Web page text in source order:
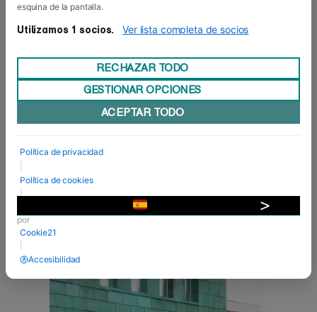
Cuenta atrás para los TFM
Porque a montar en bici se aprende montando, a
como mínimo, intentándolo. Los alumnos de los
MDP) han lanzado las campañas de
crowdfunding de sus Trabajos Fin de Máster
2018, como parte de la asignatura ...
11 Sep 2017
esquina de la pantalla.
Utilizamos 1 socios. Ver lista completa de socios
RECHAZAR TODO
GESTIONAR OPCIONES
ACEPTAR TODO
Política de privacidad
Política de cookies
|
por
Cookie21
Accesibilidad